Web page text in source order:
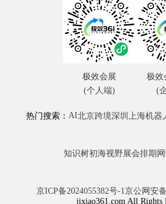
热门搜索： AI北京跨境深圳 上海机器
知识树初海视野展会排期网
京ICP备2024055382号-1京公网安
jixiao361.com All Rights
极效会展
(个人端)
极效
(